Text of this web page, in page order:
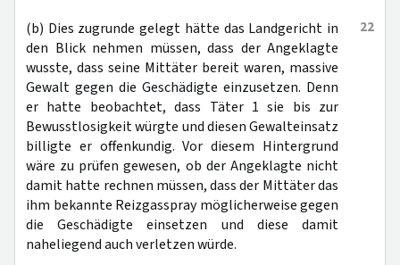
22
(b) Dies zugrunde gelegt hätte das Landgericht in
den Blick nehmen müssen, dass der Angeklagte
wusste, dass seine Mittäter bereit waren, massive
Gewalt gegen die Geschädigte einzusetzen. Denn
er hatte beobachtet, dass Täter 1 sie bis zur
Bewusstlosigkeit würgte und diesen Gewalteinsatz
billigte er offenkundig. Vor diesem Hintergrund
wäre zu prüfen gewesen, ob der Angeklagte nicht
damit hatte rechnen müssen, dass der Mittäter das
ihm bekannte Reizgasspray möglicherweise gegen
die Geschädigte einsetzen und diese damit
naheliegend auch verletzen würde.